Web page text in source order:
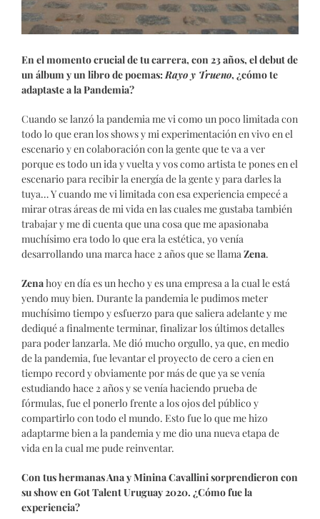
En el momento crucial de tu carrera, con 23 años, el debut de
un álbum y un libro de poemas: Rayo y Trueno, ¿cómo te
adaptaste a la Pandemia?
Cuando se lanzó la pandemia me vi como un poco limitada con
todo lo que eran los shows y mi experimentación en vivo en el
escenario y en colaboración con la gente que te va a ver
porque es todo un ida y vuelta y vos como artista te pones en el
escenario para recibir la energía de la gente y para darles la
tuya… Y cuando me vi limitada con esa experiencia empecé a
mirar otras áreas de mi vida en las cuales me gustaba también
trabajar y me di cuenta que una cosa que me apasionaba
muchísimo era todo lo que era la estética, yo venía
desarrollando una marca hace 2 años que se llama Zena.
Zenahoy en día es un hecho y es una empresa a la cual le está
yendo muy bien. Durante la pandemia le pudimos meter
muchísimo tiempo y esfuerzo para que saliera adelante y me
dediqué a finalmente terminar, finalizar los últimos detalles
para poder lanzarla. Me dió mucho orgullo, ya que, en medio
de la pandemia, fue levantar el proyecto de cero a cien en
tiempo record y obviamente por más de que ya se venía
estudiando hace 2 años y se venía haciendo prueba de
fórmulas, fue el ponerlo frente a los ojos del público y
compartirlo con todo el mundo. Esto fue lo que me hizo
adaptarme bien a la pandemia y me dio una nueva etapa de
vida en la cual me pude reinventar.
Con tus hermanas Ana y Minina Cavallini sorprendieron con
su show en Got Talent Uruguay 2020. ¿Cómo fue la
experiencia?